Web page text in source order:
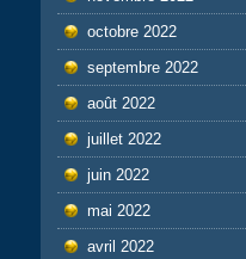
octobre 2022
septembre 2022
août 2022
juillet 2022
juin 2022
mai 2022
avril 2022